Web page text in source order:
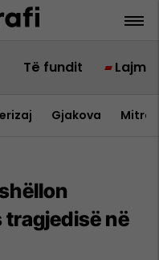
Të fundit Lajme
Gjakova
tragjedisë në